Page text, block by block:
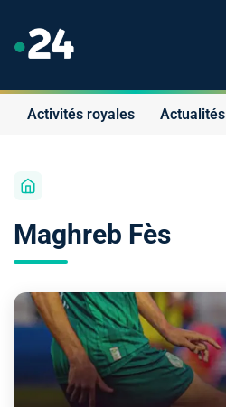
Activités royales Actualités
Maghreb Fès